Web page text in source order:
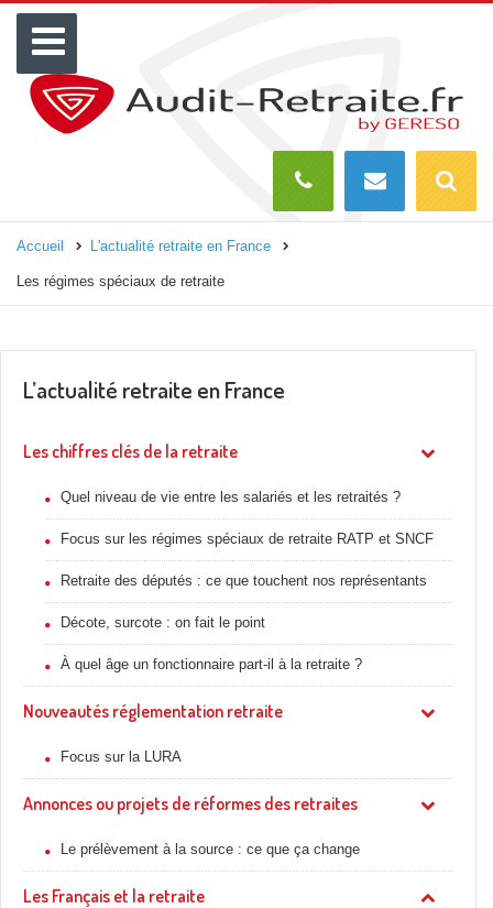
Menu
Accueil L'actualité retraite en France
Les régimes spéciaux de retraite
L’actualité retraite en France
Les chiffres clés de la retraite
Quel niveau de vie entre les salariés et les retraités ?
Focus sur les régimes spéciaux de retraite RATP et SNCF
Retraite des députés : ce que touchent nos représentants
Décote, surcote : on fait le point
À quel âge un fonctionnaire part-il à la retraite ?
Nouveautés réglementation retraite
Focus sur la LURA
Annonces ou projets de réformes des retraites
Le prélèvement à la source : ce que ça change
Les Français et la retraite